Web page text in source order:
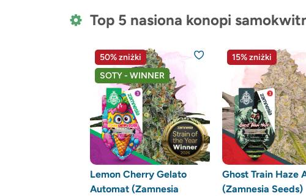
Top 5 nasiona konopi
50% zniżki
SOTY - WINNER
Lemon Cherry Gelato
Automat (Zamnesia
15% zniżki
Ghost Train Haze
(Zamnesia Seeds)